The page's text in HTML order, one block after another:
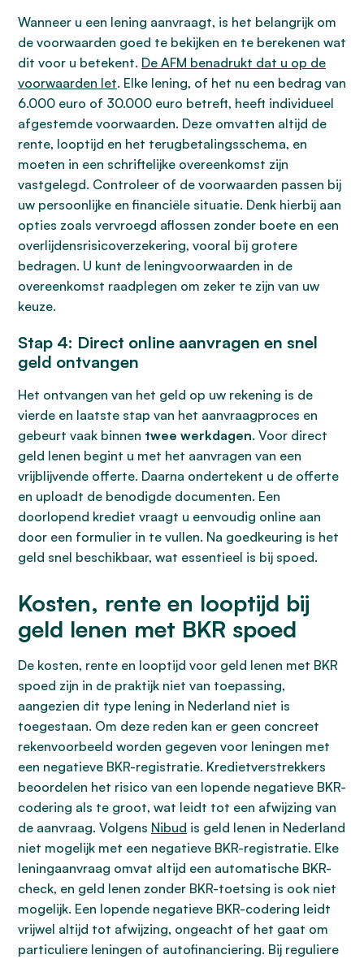
Wanneer u een lening aanvraagt, is het belangrijk om
de voorwaarden goed te bekijken en te berekenen wat
dit voor u betekent. De AFM benadrukt dat u op de
voorwaarden let. Elke lening, of het nu een bedrag van
6.000 euro of 30.000 euro betreft, heeft individueel
afgestemde voorwaarden. Deze omvatten altijd de
rente, looptijd en het terugbetalingsschema, en
moeten in een schriftelijke overeenkomst zijn
vastgelegd. Controleer of de voorwaarden passen bij
uw persoonlijke en financiële situatie. Denk hierbij aan
opties zoals vervroegd aflossen zonder boete en een
overlijdensrisicoverzekering, vooral bij grotere
bedragen. U kunt de leningvoorwaarden in de
overeenkomst raadplegen om zeker te zijn van uw
keuze.
Stap 4: Direct online aanvragen en snel
geld ontvangen
Het ontvangen van het geld op uw rekening is de
vierde en laatste stap van het aanvraagproces en
gebeurt vaak binnen twee werkdagen. Voor direct
geld lenen begint u met het aanvragen van een
vrijblijvende offerte. Daarna ondertekent u de offerte
en uploadt de benodigde documenten. Een
doorlopend krediet vraagt u eenvoudig online aan
door een formulier in te vullen. Na goedkeuring is het
geld snel beschikbaar, wat essentieel is bij spoed.
Kosten, rente en looptijd bij
geld lenen met BKR spoed
De kosten, rente en looptijd voor geld lenen met BKR
spoed zijn in de praktijk niet van toepassing,
aangezien dit type lening in Nederland niet is
toegestaan. Om deze reden kan er geen concreet
rekenvoorbeeld worden gegeven voor leningen met
een negatieve BKR-registratie. Kredietverstrekkers
beoordelen het risico van een lopende negatieve BKR-
codering als te groot, wat leidt tot een afwijzing van
de aanvraag. Volgens Nibud is geld lenen in Nederland
niet mogelijk met een negatieve BKR-registratie. Elke
leningaanvraag omvat altijd een automatische BKR-
check, en geld lenen zonder BKR-toetsing is ook niet
mogelijk. Een lopende negatieve BKR-codering leidt
vrijwel altijd tot afwijzing, ongeacht of het gaat om
particuliere leningen of autofinanciering. Bij reguliere